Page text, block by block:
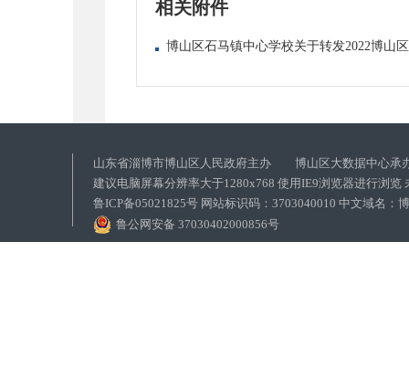
相关附件
博山区石马镇中心学校关于转发2022博山
山东省淄博市博山区人民政府主办 博山区大数据中心承
建议电脑屏幕分辨率大于1280x768 使用IE9浏览器进行浏览
鲁ICP备05021825号 网站标识码：3703040010 中文域名：
鲁公网安备 37030402000856号